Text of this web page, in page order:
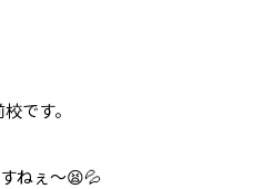
です。
ねぇ～😫💦